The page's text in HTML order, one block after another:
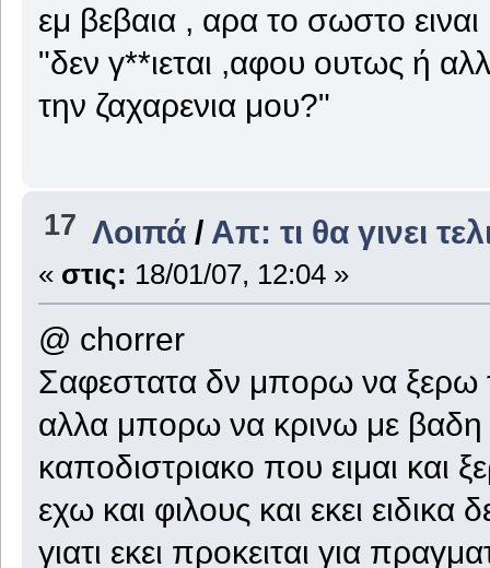
εμ βεβαια , αρα το σωστο
"δεν γ**ιεται ,αφου ουτως ή
την ζαχαρενια μου?"
17 Λοιπά / Απ: τι θα γινει
« στις: 18/01/07, 12:04 »
@ chorrer
Σαφεστατα δν μπορω να ξερω
αλλα μπορω να κρινω με βαδη
καποδιστριακο που ειμαι και
εχω και φιλους και εκει
γιατι εκει προκειται για